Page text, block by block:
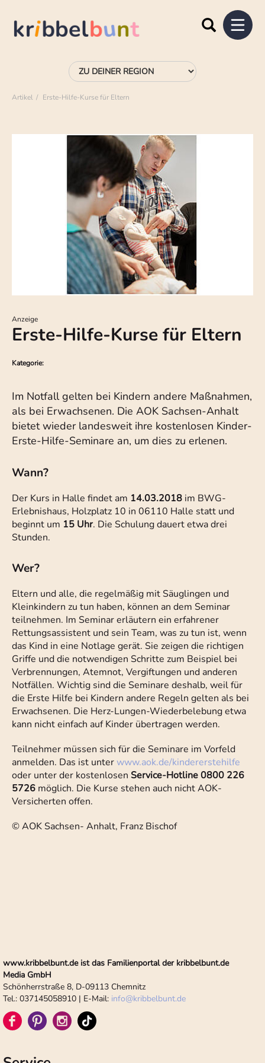
Artikel Erste-Hilfe-Kurse für Eltern
Anzeige
Erste-Hilfe-Kurse für Eltern
Kategorie:
Im Notfall gelten bei Kindern andere Maßnahmen,
als bei Erwachsenen. Die AOK Sachsen-Anhalt
bietet wieder landesweit ihre kostenlosen Kinder-
Erste-Hilfe-Seminare an, um dies zu erlenen.
Wann?
Der Kurs in Halle findet am 14.03.2018 im BWG-
Erlebnishaus, Holzplatz 10 in 06110 Halle statt und
beginnt um 15 Uhr. Die Schulung dauert etwa drei
Stunden.
Wer?
Eltern und alle, die regelmäßig mit Säuglingen und
Kleinkindern zu tun haben, können an dem Seminar
teilnehmen. Im Seminar erläutern ein erfahrener
Rettungsassistent und sein Team, was zu tun ist, wenn
das Kind in eine Notlage gerät. Sie zeigen die richtigen
Griffe und die notwendigen Schritte zum Beispiel bei
Verbrennungen, Atemnot, Vergiftungen und anderen
Notfällen. Wichtig sind die Seminare deshalb, weil für
die Erste Hilfe bei Kindern andere Regeln gelten als bei
Erwachsenen. Die Herz-Lungen-Wiederbelebung etwa
kann nicht einfach auf Kinder übertragen werden.
Teilnehmer müssen sich für die Seminare im Vorfeld
anmelden. Das ist unterwww.aok.de/kindererstehilfe
oder unter der kostenlosen Service-Hotline 0800 226
5726 möglich. Die Kurse stehen auch nicht AOK-
Versicherten offen.
© AOK Sachsen- Anhalt, Franz Bischof
www.kribbelbunt.de ist das Familienportal der kribbelbunt.de
Media GmbH
Schönherrstraße 8, D-09113 Chemnitz
Tel.: 037145058910 | E-Mail: info@kribbelbunt.de